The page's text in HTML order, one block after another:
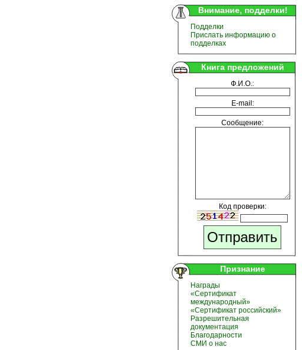
Внимание, подделки!
Подделки
Прислать информацию о
подделках
Книга предложений
Ф.И.О.:
E-mail:
Сообщение:
Код проверки:
Признание
Награды
«Сертификат
международный»
«Сертификат российский»
Разрешительная
документация
Благодарности
СМИ о нас